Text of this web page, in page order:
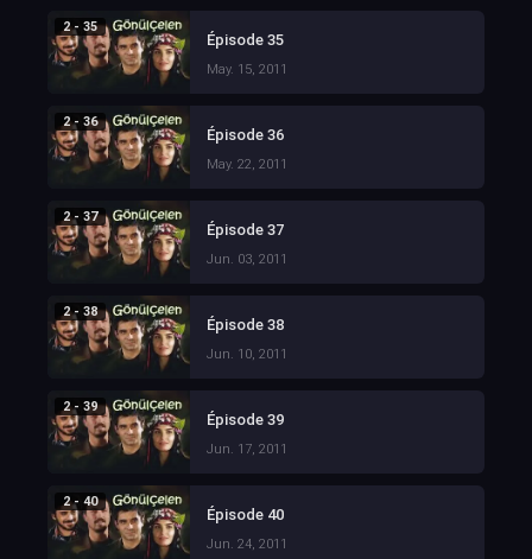
2 - 35
Épisode 35
May. 15, 2011
2 - 36
Épisode 36
May. 22, 2011
2 - 37
Épisode 37
Jun. 03, 2011
2 - 38
Épisode 38
Jun. 10, 2011
2 - 39
Épisode 39
Jun. 17, 2011
2 - 40
Épisode 40
Jun. 24, 2011